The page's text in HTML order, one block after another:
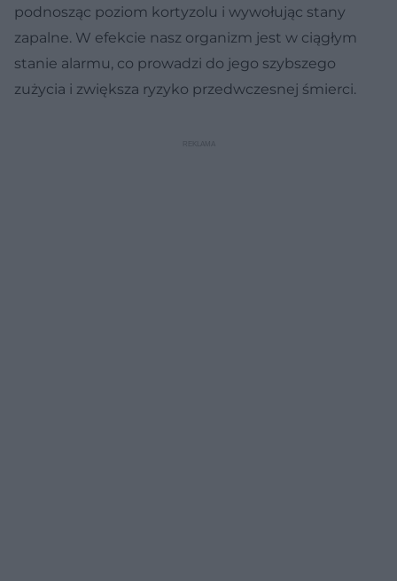
podnosząc poziom kortyzolu i wywołując stany
zapalne. W efekcie nasz organizm jest w ciągłym
stanie alarmu, co prowadzi do jego szybszego
zużycia i zwiększa ryzyko przedwczesnej śmierci.